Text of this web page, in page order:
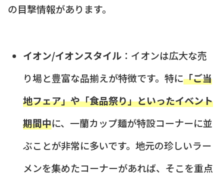
の目撃情報があります。
イオン/イオンスタイル：イオンは広大な売
り場と豊富な品揃えが特徴です。特に「ご当
地フェア」や「食品祭り」といったイベント
期間中に、一蘭カップ麺が特設コーナーに並
ぶことが非常に多いです。地元の珍しいラー
メンを集めたコーナーがあれば、そこを重点